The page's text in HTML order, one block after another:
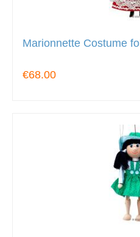
Marionnette Costume
€68.00